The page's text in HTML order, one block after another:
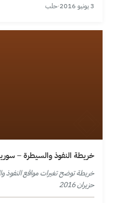
3 يونيو 2016 ·حلب
خريطة النفوذ والسيطرة – سورية – 01
حزيران 2016